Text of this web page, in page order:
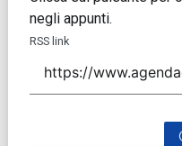
negli appunti.
RSS link